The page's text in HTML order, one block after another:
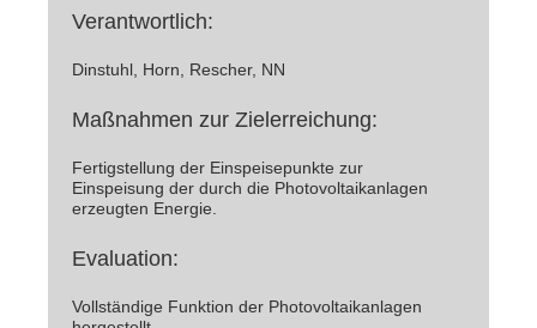
Verantwortlich:
Dinstuhl, Horn, Rescher, NN
Maßnahmen zur Zielerreichung:
Fertigstellung der Einspeisepunkte zur
Einspeisung der durch die Photovoltaikanlagen
erzeugten Energie.
Evaluation:
Vollständige Funktion der Photovoltaikanlagen